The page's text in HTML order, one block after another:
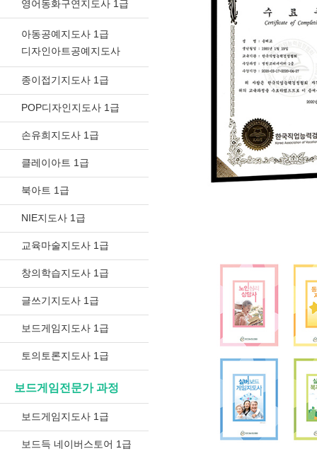
영어동화구연지도사 1급
아동공예지도사 1급
디자인아트공예지도사
종이접기지도사 1급
POP디자인지도사 1급
손유희지도사 1급
클레이아트 1급
북아트 1급
NIE지도사 1급
교육마술지도사 1급
창의학습지도사 1급
글쓰기지도사 1급
보드게임지도사 1급
토의토론지도사 1급
보드게임전문가 과정
보드게임지도사 1급
보드득 네이버스토어 1급